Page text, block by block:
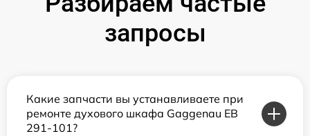
запросы
Какие запчасти вы устанавливаете при
ремонте духового шкафа Gaggenau EB
291-101?